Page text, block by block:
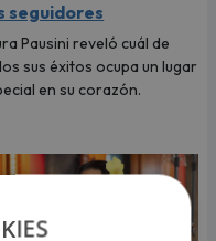
seguidores
Pausini reveló cuál de
sus éxitos ocupa un lugar
en su corazón.